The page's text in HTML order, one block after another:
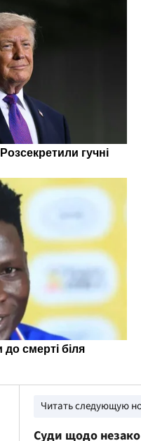
Читать следующую
Суди щодо